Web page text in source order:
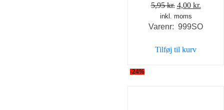
5,95kr. Den
oprindelige
pris
5,95 kr..
4,00 kr.
pris
inkl. moms
Varenr: 999SO
Tilføj til kurv
-24%